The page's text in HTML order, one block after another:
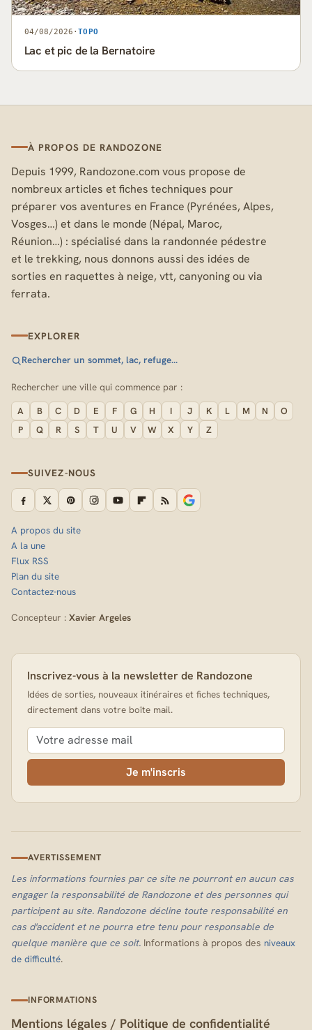
04/08/2026 · TOPO
Lac et pic de la Bernatoire
À PROPOS DE RANDOZONE
Depuis 1999, Randozone.com vous propose de
nombreux articles et fiches techniques pour
préparer vos aventures en France (Pyrénées, Alpes,
Vosges…) et dans le monde (Népal, Maroc,
Réunion…) : spécialisé dans la randonnée pédestre
et le trekking, nous donnons aussi des idées de
sorties en raquettes à neige, vtt, canyoning ou via
ferrata.
EXPLORER
Rechercher un sommet, lac, refuge…
Rechercher une ville qui commence par :
A B C D E F G H I J K L M N
O
P
Q R S T U V W X Y Z
SUIVEZ-NOUS
A propos du site
A la une
Flux RSS
Plan du site
Contactez-nous
Concepteur : Xavier Argeles
Inscrivez-vous à la newsletter de Randozone
Idées de sorties, nouveaux itinéraires et fiches techniques,
directement dans votre boîte mail.
Je m'inscris
AVERTISSEMENT
Les informations fournies par ce site ne pourront en aucun cas
engager la responsabilité de Randozone et des personnes qui
participent au site. Randozone décline toute responsabilité en
cas d'accident et ne pourra etre tenu pour responsable de
quelque manière que ce soit. Informations à propos des niveaux
de difficulté.
INFORMATIONS
Mentions légales / Politique de confidentialité